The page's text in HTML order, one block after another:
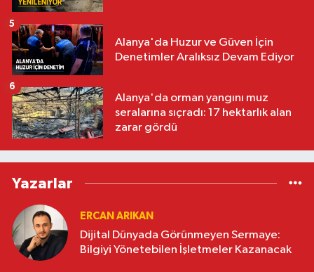
Alanya'da Huzur ve Güven İçin
Denetimler Aralıksız Devam Ediyor
5
Alanya'da orman yangını muz
seralarına sıçradı: 17 hektarlık alan
zarar gördü
6
Yazarlar
ERCAN ARIKAN
Dijital Dünyada Görünmeyen Sermaye:
Bilgiyi Yönetebilen İşletmeler Kazanacak